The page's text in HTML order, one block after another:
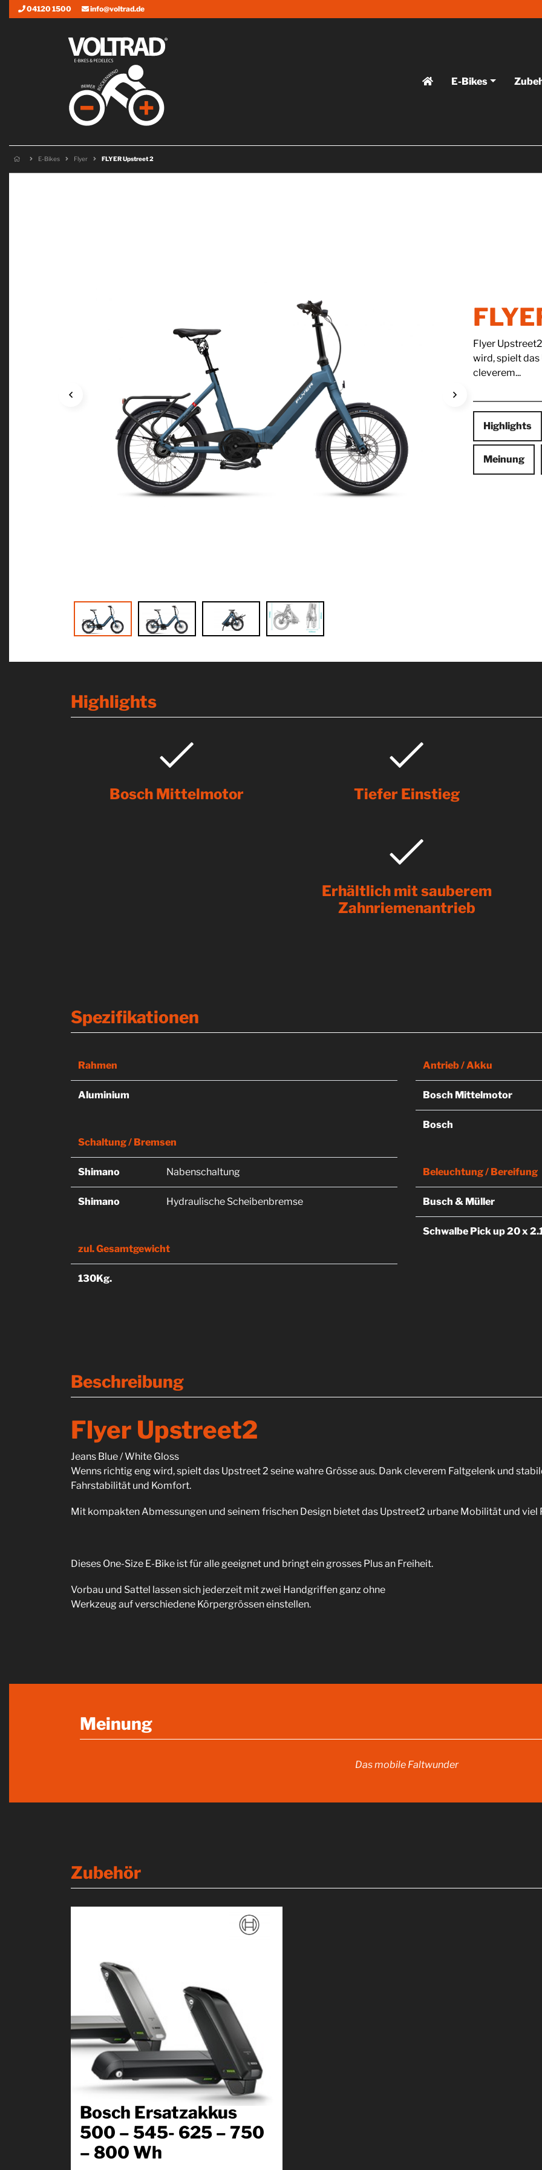
04120 1500 info@voltrad.de
E-Bikes
E-Bikes Flyer FLYER Upstreet 2
Flyer
wird, spielt das
cleverem...
Highlights
Meinung
Highlights
Bosch Mittelmotor Tiefer Einstieg
Erhältlich mit sauberem
Zahnriemenantrieb
Spezifikationen
Rahmen
Aluminium
Antrieb / Akku
Bosch Mittelmotor
Bosch
Schaltung / Bremsen
Shimano Nabenschaltung
Shimano Hydraulische Scheibenbremse
Beleuchtung / Bereifung
Busch & Müller
Schwalbe Pick up 20 x
zul. Gesamtgewicht
130Kg.
Beschreibung
Flyer Upstreet2
Jeans Blue / White Gloss
Wenns richtig eng wird, spielt das Upstreet 2 seine wahre Grösse aus. Dank cleverem Faltgelenk und
Fahrstabilität und Komfort.
Mit kompakten Abmessungen und seinem frischen Design bietet das Upstreet2 urbane Mobilität und viel
Dieses One-Size E-Bike ist für alle geeignet und bringt ein grosses Plus an Freiheit.
Vorbau und Sattel lassen sich jederzeit mit zwei Handgriffen ganz ohne
Werkzeug auf verschiedene Körpergrössen einstellen.
Meinung
Das mobile Faltwunder
Zubehör
Bosch Ersatzakkus
500 – 545- 625 – 750
– 800 Wh